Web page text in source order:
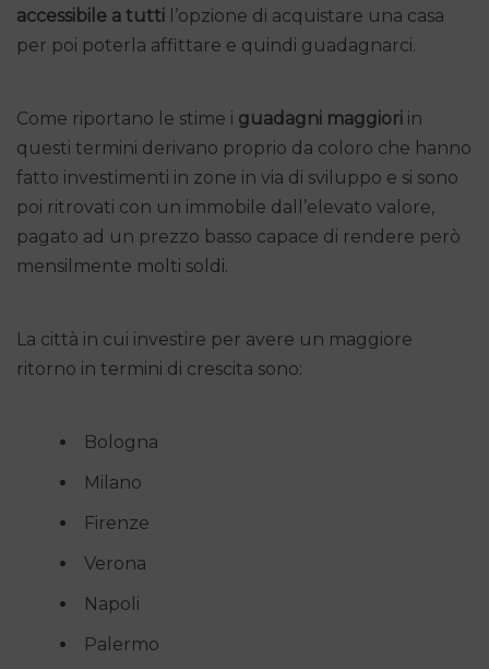
accessibile a tutti l’opzione di acquistare una casa
per poi poterla affittare e quindi guadagnarci.
Come riportano le stime i guadagni maggiori in
questi termini derivano proprio da coloro che hanno
fatto investimenti in zone in via di sviluppo e si sono
poi ritrovati con un immobile dall’elevato valore,
pagato ad un prezzo basso capace di rendere però
mensilmente molti soldi.
La città in cui investire per avere un maggiore
ritorno in termini di crescita sono:
Bologna
Milano
Firenze
Verona
Napoli
Palermo